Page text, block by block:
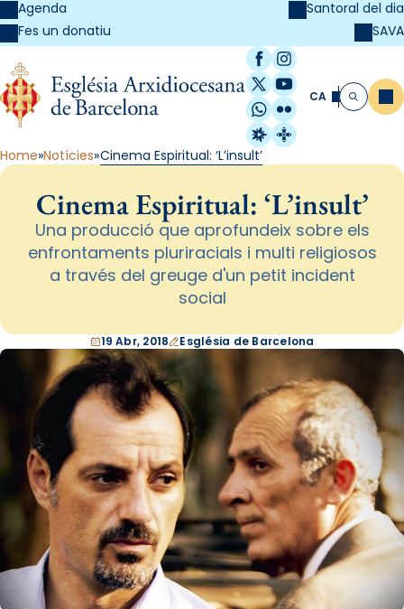
Agenda
Fes un donatiu
Santoral del dia
SAVA
Facebook
Instagram
X / Twitter
YouTube
WhatsApp
Flickr
Radio Estel
Catalunya
CA Cerca
Home Notícies Cinema Espiritual: ‘L’insult’
Cinema Espiritual: ‘L’insult’
Una producció que aprofundeix sobre els
enfrontaments pluriracials i multi religiosos
a través del greuge d'un petit incident
social
19 Abr, 2018 Església de Barcelona